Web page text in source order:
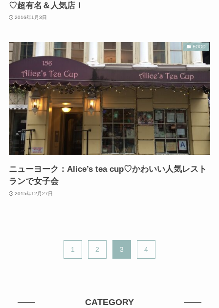
♡超有名＆人気店！
2016年1月3日
FOOD
ニューヨーク：Alice’s tea cup♡かわいい人気レスト
ランで女子会
2015年12月27日
1 2 3 4
CATEGORY